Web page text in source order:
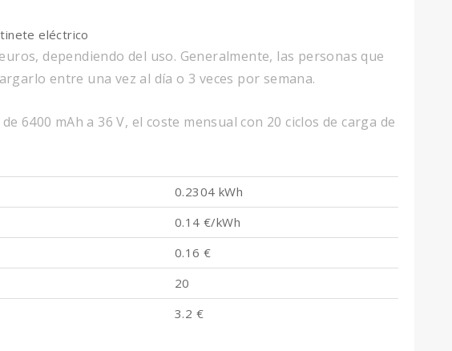
eléctrico
dependiendo del uso. Generalmente, las personas que
entre una vez al día o 3 veces por semana.
6400 mAh a 36 V, el coste mensual con 20 ciclos de carga de
0.2304 kWh
0.14 €/kWh
0.16 €
20
3.2 €